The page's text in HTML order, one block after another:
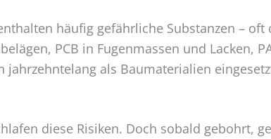
häufig gefährliche Substanzen – oft
PCB in Fugenmassen und Lacken,
jahrzehntelang als Baumaterialien
diese Risiken. Doch sobald gebohrt,